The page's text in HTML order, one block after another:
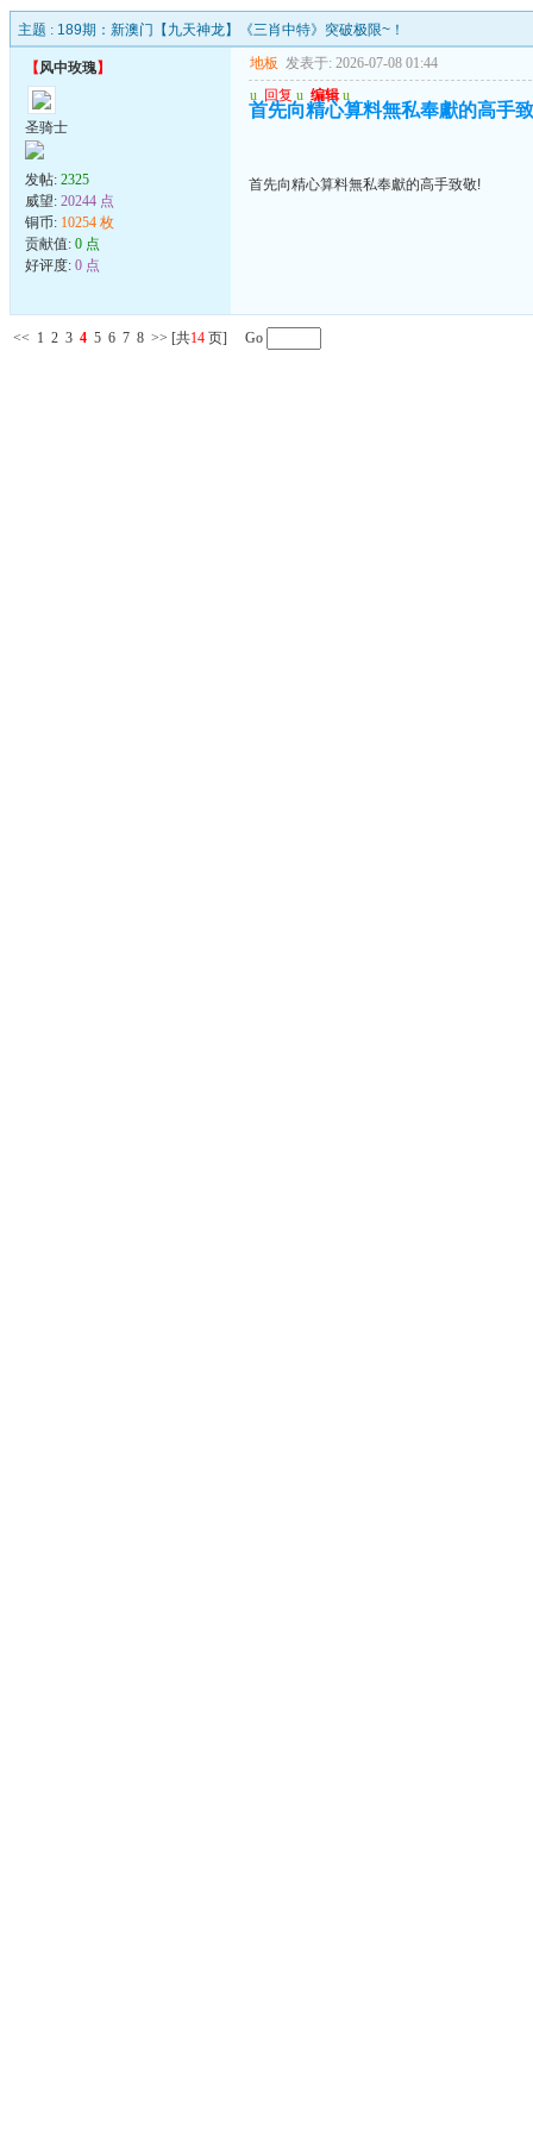
主题 : 189期：新澳门【九天神龙】《三肖中特》突破极限~！
【风中玫瑰】
圣骑士
发帖: 2325
威望: 20244 点
铜币: 10254 枚
贡献值: 0 点
好评度: 0 点
地板 发表于: 2026-07-08 01:44
u 回复 u 编辑 u
首先向精心算料無私奉獻的高手
首先向精心算料無私奉獻的高手致敬!
<< 1 2 3 4 5 6 7 8 >> [共14 页] Go